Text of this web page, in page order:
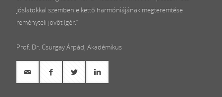
jóslatokkal szemben e kettő harmóniájának megteremtése
reményteli jövőt ígér.”
Prof. Dr. Csurgay Árpád, Akadémikus